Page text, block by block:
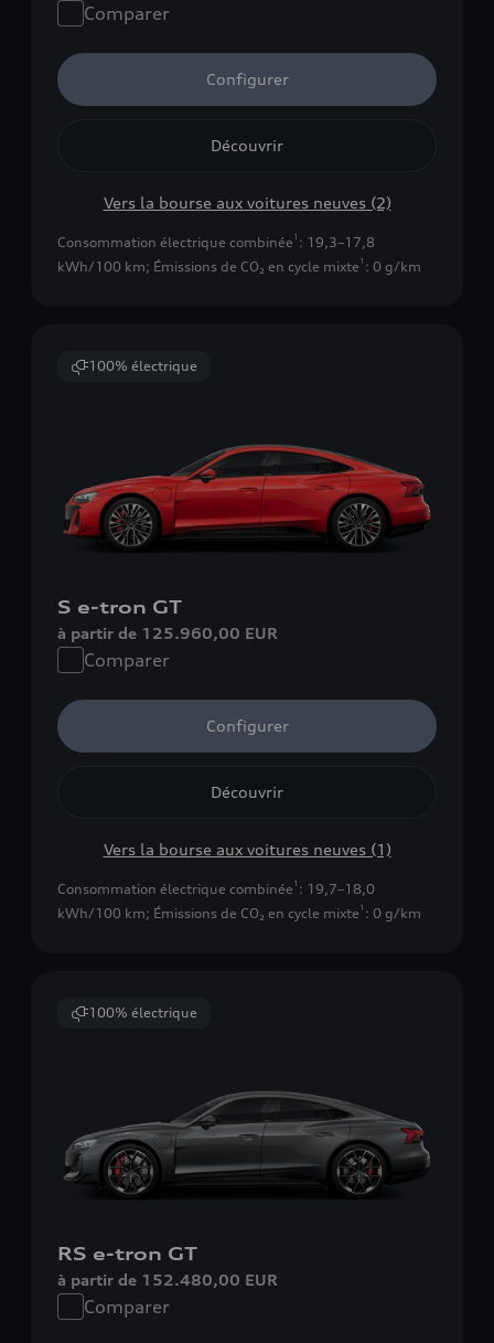
Comparer
Configurer
Découvrir
Vers la bourse aux voitures neuves (2)
Consommation électrique combinée 1 : 19,3–17,8
kWh/100 km; Émissions de CO₂ en cycle mixte 1 : 0 g/km
100% électrique
S e-tron GT
à partir de 125.960,00 EUR
Comparer
Configurer
Découvrir
Vers la bourse aux voitures neuves (1)
Consommation électrique combinée 1 : 19,7–18,0
kWh/100 km; Émissions de CO₂ en cycle mixte 1 : 0 g/km
100% électrique
RS e-tron GT
à partir de 152.480,00 EUR
Comparer